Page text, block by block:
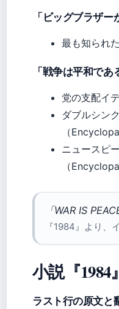
「ビッグブラザー
最も知られ
「戦争は平和で
党の支配イ
ダブルシン
（
ニュースピ
（
「WAR IS
『1984』より
小説『
ラスト行の原文と